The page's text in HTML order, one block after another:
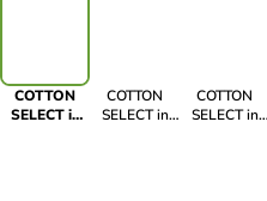
COTTON
SELECT in
COTTON
SELECT in
COTTON
SELECT in